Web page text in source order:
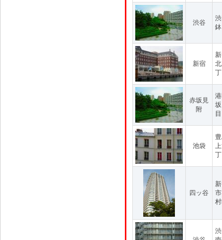
渋谷
新宿
赤坂見
附
目
池袋
四ッ谷